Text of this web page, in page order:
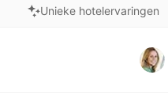
Unieke hotelervaringen